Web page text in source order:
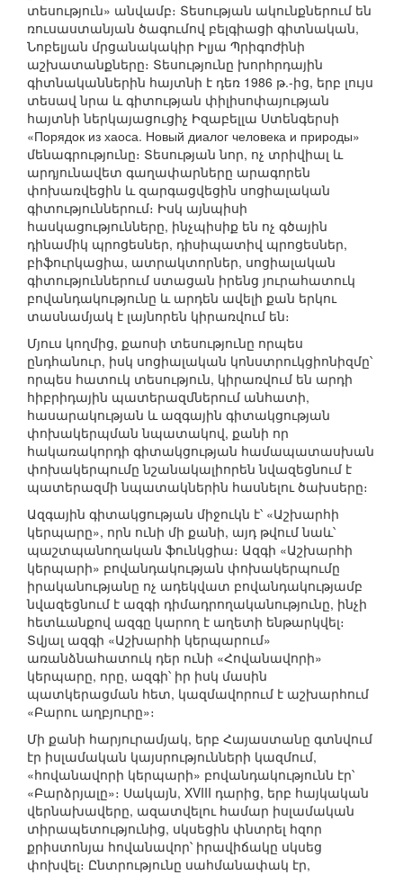
տեսություն» անվամբ։ Տեսության ակունքներում են
ռուսաստանյան ծագումով բելգիացի գիտնական,
Նոբելյան մրցանակակիր Իլյա Պրիգոժինի
աշխատանքները։ Տեսությունը խորհրդային
գիտնականներին հայտնի է դեռ 1986 թ.-ից, երբ լույս
տեսավ նրա և գիտության փիլիսոփայության
հայտնի ներկայացուցիչ Իզաբելլա Ստենգերսի
«Порядок из хаоса. Новый диалог человека и природы»
մենագրությունը։ Տեսության նոր, ոչ տրիվիալ և
արդյունավետ գաղափարները արագորեն
փոխառվեցին և զար­գացվեցին սոցիալական
գիտություններում։ Իսկ այնպիսի
հասկացությունները, ինչպիսիք են ոչ գծային
դինամիկ պրոցեսներ, դիսիպատիվ պրոցեսներ,
բիֆուրկացիա, ատրակտորներ, սոցիալական
գիտություններում ստացան իրենց յուրահատուկ
բովանդակությունը և արդեն ավելի քան երկու
տասնամյակ է լայնորեն կիրառվում են։
Մյուս կողմից, քաոսի տեսությունը որպես
ընդհանուր, իսկ սոցիալական կոնստրուկցիոնիզմը՝
որպես հատուկ տեսություն, կիրառվում են արդի
հիբրիդային պատերազմներում անհատի,
հասարակության և ազգային գիտակցության
փոխակերպման նպատակով, քանի որ
հակառակորդի գիտակցության համապատասխան
փոխակերպումը նշանակալիորեն նվազեցնում է
պատերազմի նպատակներին հասնելու ծախսերը։
Ազգային գիտակցության միջուկն է՝ «Աշխարհի
կերպարը», որն ունի մի քանի, այդ թվում նաև՝
պաշտպանողական ֆունկցիա։ Ազգի «Աշխարհի
կերպարի» բովանդակության փոխակերպումը
իրականությանը ոչ ադեկվատ բովանդակությամբ
նվազեցնում է ազգի դիմադրողականությունը, ինչի
հետևանքով ազգը կարող է աղետի ենթարկվել։
Տվյալ ազգի «Աշխարհի կերպարում»
առանձնահատուկ դեր ունի «Հովանավորի»
կերպարը, որը, ազգի՝ իր իսկ մասին
պատկերացման հետ, կազմավորում է աշխարհում
«Բարու աղբյուրը»։
Մի քանի հարյուրամյակ, երբ Հայաստանը գտնվում
էր իսլամական կայսրությունների կազմում,
«հովանավորի կերպարի» բովանդակությունն էր՝
«Բարձրյալը»։ Սակայն, XVIII դարից, երբ հայկական
վերնախավերը, ազատվելու համար իսլամական
տիրապետությունից, սկսեցին փնտրել հզոր
քրիստոնյա հովանավոր՝ իրավիճակը սկսեց
փոխվել։ Ընտրությունը սահմանափակ էր,